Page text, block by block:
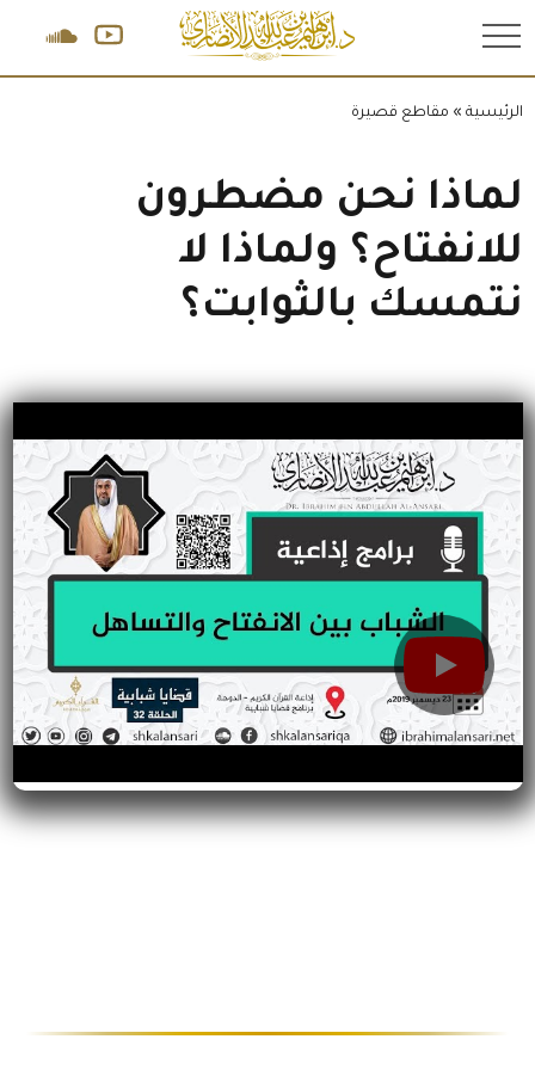
الرئيسية » مقاطع قصيرة
لماذا نحن مضطرون
للانفتاح؟ ولماذا لا
نتمسك بالثوابت؟